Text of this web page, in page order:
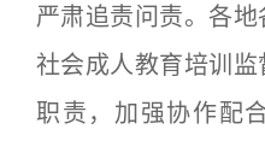
严肃追责问责。各
社会成人教育培训
职责，加强协作配